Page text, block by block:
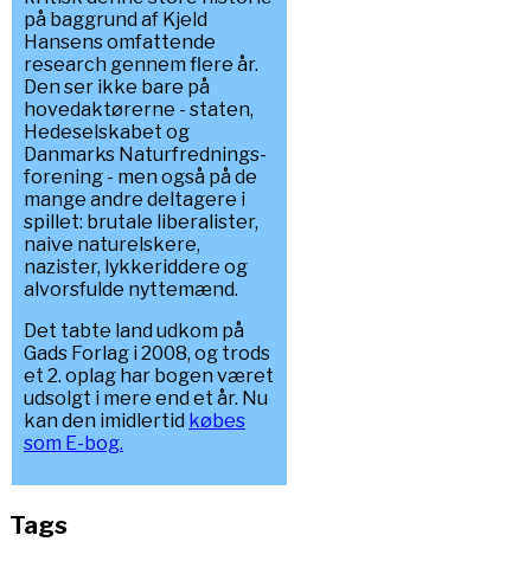
på baggrund af Kjeld
Hansens omfattende
research gennem flere år.
Den ser ikke bare på
hovedaktørerne - staten,
Hedeselskabet og
Danmarks Naturfrednings-
forening - men også på de
mange andre deltagere i
spillet: brutale liberalister,
naive naturelskere,
nazister, lykkeriddere og
alvorsfulde nyttemænd.
Det tabte land udkom på
Gads Forlag i 2008, og trods
et 2. oplag har bogen været
udsolgt i mere end et år. Nu
kan den imidlertid købes
som E-bog.
Tags